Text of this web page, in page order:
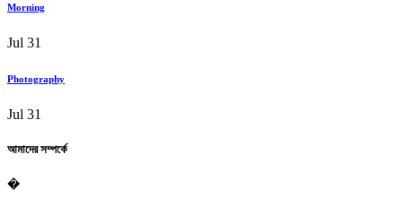
Morning
Jul 31
Photography
Jul 31
আমাদের সম্পর্কে
�